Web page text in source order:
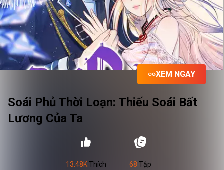
XEM NGAY
Soái Phủ Thời Loạn: Thiếu Soái Bất
Lương Của Ta
13.48K Thích 68 Tập